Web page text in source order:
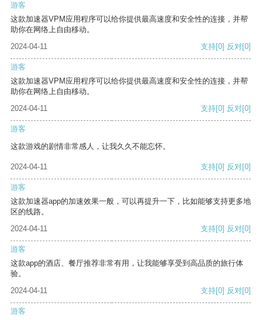
游客
这款加速器VPM应用程序可以给你提供最高速度和安全性的连接，并帮
助你在网络上自由移动。
2024-04-11
支持[0] 反对[0]
游客
这款加速器VPM应用程序可以给你提供最高速度和安全性的连接，并帮
助你在网络上自由移动。
2024-04-11
支持[0] 反对[0]
游客
这款游戏的剧情非常感人，让我久久不能忘怀。
2024-04-11 支持[0] 反对[0]
游客
这款加速器app的加速效果一般，可以再提升一下，比如能够支持更多地
区的线路。
2024-04-11
支持[0] 反对[0]
游客
这款app的酒店、餐厅推荐非常有用，让我能够享受到高品质的旅行体
验。
2024-04-11
支持[0] 反对[0]
游客